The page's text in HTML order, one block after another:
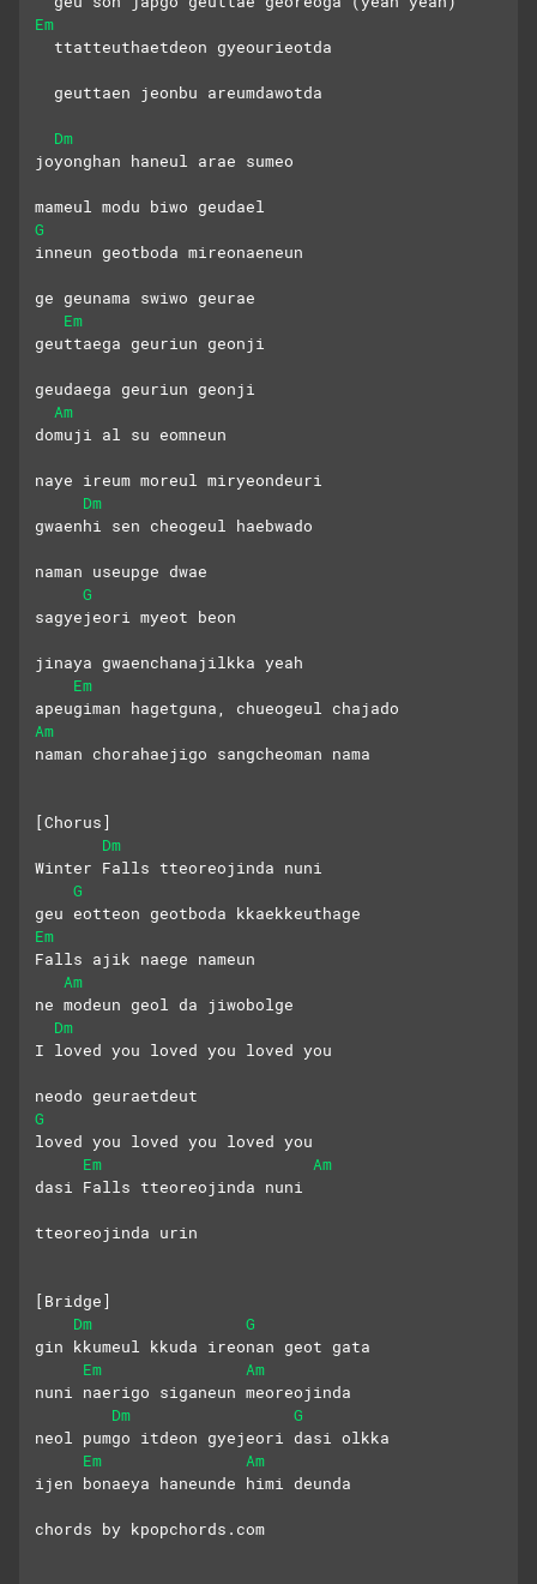
Em
  ttatteuthaetdeon gyeourieotda
  geuttaen jeonbu areumdawotda
Dm
joyonghan haneul arae sumeo
mameul modu biwo geudael
G
inneun geotboda mireonaeneun
ge geunama swiwo geurae
Em
geuttaega geuriun geonji
geudaega geuriun geonji
Am
domuji al su eomneun
naye ireum moreul miryeondeuri
Dm
gwaenhi sen cheogeul haebwado
naman useupge dwae
G
sagyejeori myeot beon
jinaya gwaenchanajilkka yeah
Em
apeugiman hagetguna, chueogeul chajado
Am
naman chorahaejigo sangcheoman nama
[Chorus]
Dm
Winter Falls tteoreojinda nuni
G
geu eotteon geotboda kkaekkeuthage
Em
Falls ajik naege nameun
Am
ne modeun geol da jiwobolge
Dm
I loved you loved you loved you
neodo geuraetdeut
G
loved you loved you loved you
Em
Am
dasi Falls tteoreojinda nuni
tteoreojinda urin
[Bridge]
Dm
G
gin kkumeul kkuda ireonan geot gata
Em
Am
nuni naerigo siganeun meoreojinda
Dm
G
neol pumgo itdeon gyejeori dasi olkka
Em
Am
ijen bonaeya haneunde himi deunda
chords by kpopchords.com